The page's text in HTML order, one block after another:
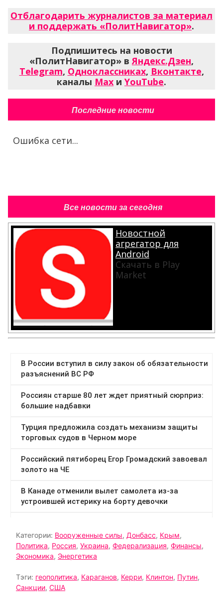
Отблагодарить журналистов за материал
и поддержать «ПолитНавигатор».
Подпишитесь на новости
«ПолитНавигатор» вЯндекс.Дзен,
Telegram, Одноклассниках, Вконтакте,
каналы Max и YouTube.
Последние новости
Ошибка сети...
Все новости за сегодня
Новостной
агрегатор для
Android
Скачать в Play
Market
Категории: Вооруженные силы, Донбасс, Крым,
Политика, Россия, Украина, Федерализация, Финансы,
Экономика, Энергетика
Тэги: геополитика, Караганов, Керри, Клинтон, Путин,
Санкции, США